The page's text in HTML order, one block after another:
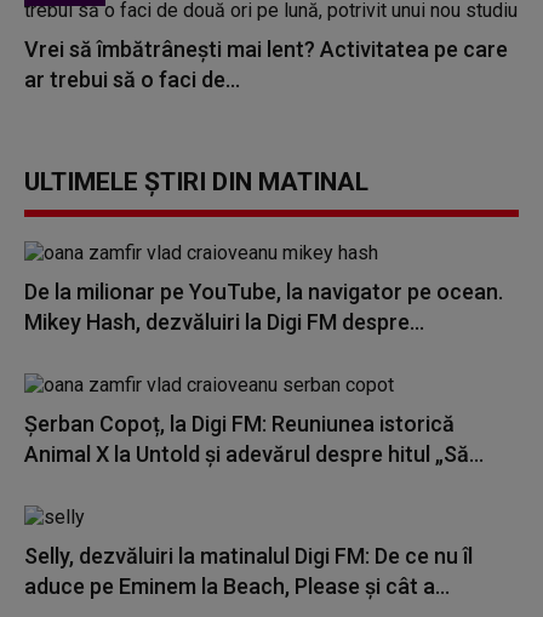
Vrei să îmbătrânești mai lent? Activitatea pe care
ar trebui să o faci de...
ULTIMELE ȘTIRI DIN MATINAL
De la milionar pe YouTube, la navigator pe ocean.
Mikey Hash, dezvăluiri la Digi FM despre...
Șerban Copoț, la Digi FM: Reuniunea istorică
Animal X la Untold și adevărul despre hitul „Să...
Selly, dezvăluiri la matinalul Digi FM: De ce nu îl
aduce pe Eminem la Beach, Please și cât a...